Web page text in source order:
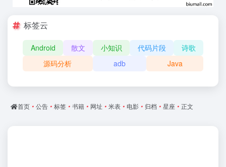
标签云
Android 散文 小知识 代码片段
诗歌
源码分析
adb Java
首页 • 公告 • 标签 • 书籍 • 网址 • 米表 • 电影 • 归档 • 星座 • 正文